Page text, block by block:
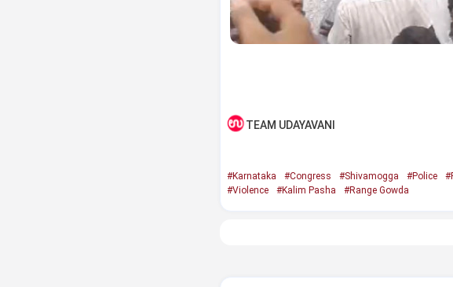
TEAM UDAYAVANI
#Karnataka #Congress #Shivamogga #Police
#Violence
#Kalim Pasha #Range Gowda